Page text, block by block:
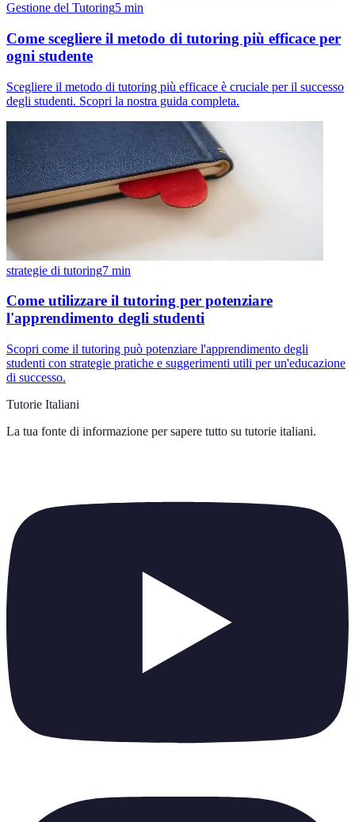
Gestione del Tutoring5 min
Come scegliere il metodo di tutoring più efficace per
ogni studente
Scegliere il metodo di tutoring più efficace è cruciale per il successo
degli studenti. Scopri la nostra guida completa.
strategie di tutoring7 min
Come utilizzare il tutoring per potenziare
l'apprendimento degli studenti
Scopri come il tutoring può potenziare l'apprendimento degli
studenti con strategie pratiche e suggerimenti utili per un'educazione
di successo.
Tutorie Italiani
La tua fonte di informazione per sapere tutto su tutorie italiani.